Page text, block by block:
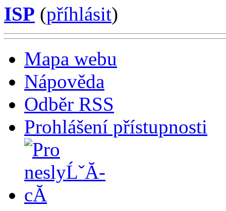
ISP (příhlásit)
Mapa webu
Nápověda
Odběr RSS
Prohlášení přístupnosti